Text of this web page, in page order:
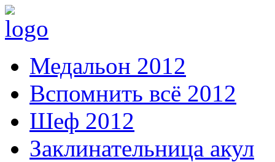
Медальон 2012
Вспомнить всё 2012
Шеф 2012
Заклинательница акул